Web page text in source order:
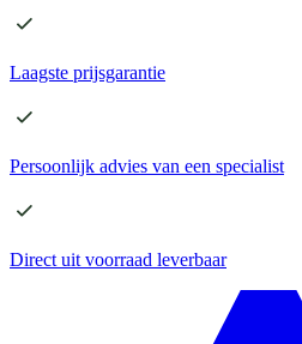
Laagste prijsgarantie
Persoonlijk advies van een specialist
Direct uit voorraad leverbaar